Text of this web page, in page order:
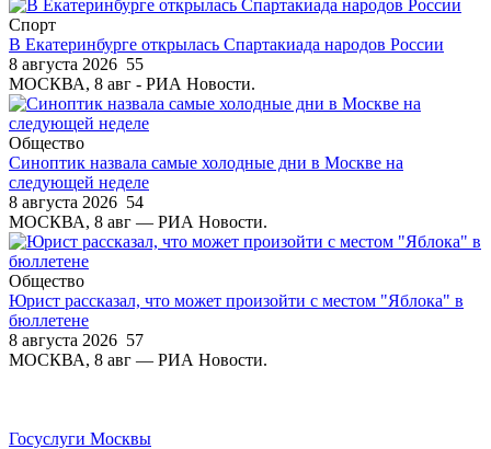
Спорт
В Екатеринбурге открылась Спартакиада народов России
8 августа 2026 55
МОСКВА, 8 авг - РИА Новости.
Общество
Синоптик назвала самые холодные дни в Москве на
следующей неделе
8 августа 2026 54
МОСКВА, 8 авг — РИА Новости.
Общество
Юрист рассказал, что может произойти с местом "Яблока" в
бюллетене
8 августа 2026 57
МОСКВА, 8 авг — РИА Новости.
Госуслуги Москвы